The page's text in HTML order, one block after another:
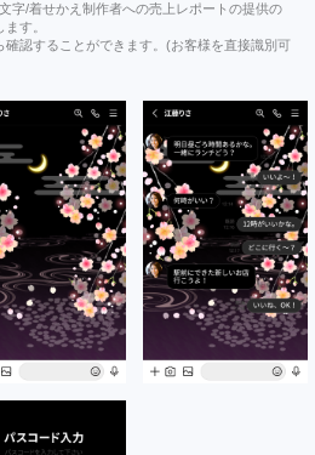
字/着せかえ制作者への売上レポートの提供の
す。
認することができます。(お客様を直接識別可